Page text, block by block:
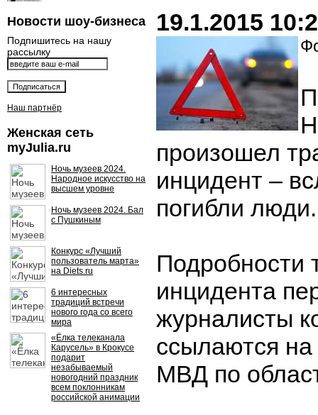
Новости шоу-бизнеса
Подпишитесь на нашу
рассылку
Наш партнёр
Женская сеть
myJulia.ru
Ночь музеев 2024.
Народное искусство на
высшем уровне
Ночь музеев 2024. Бал
с Пушкиным
Конкурс «Лучший
пользователь марта»
на Diets.ru
6 интересных
традиций встречи
нового года со всего
мира
«Ёлка телеканала
Карусель» в Крокусе
подарит
незабываемый
новогодний праздник
всем поклонникам
российской анимации
19.1.2015
произошел
инцидент –
погибли люди.
Подробности
инцидента
журналисты
ссылаются
МВД по